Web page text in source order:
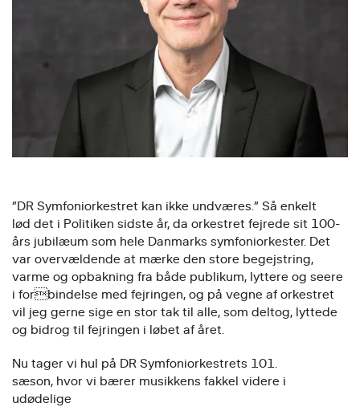
”DR Symfoniorkestret kan ikke undværes.” Så enkelt
lød det i Politiken sidste år, da orkestret fejrede sit 100-
års jubilæum som hele Danmarks symfoniorkester. Det
var overvældende at mærke den store begejstring,
varme og opbakning fra både publikum, lyttere og seere
i forbindelse med fejringen, og på vegne af orkestret
vil jeg gerne sige en stor tak til alle, som deltog, lyttede
og bidrog til fejringen i løbet af året.
Nu tager vi hul på DR Symfoniorkestrets 101.
sæson, hvor vi bærer musikkens fakkel videre i
udødelige